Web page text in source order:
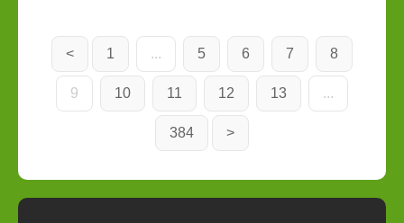
< 1 ... 5 6 7 8
9 10 11 12 13 ...
384 >